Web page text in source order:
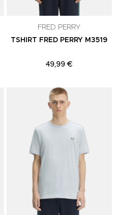
FRED PERRY
TSHIRT FRED PERRY M3519
49,99 €
Adicionar aos Favoritos